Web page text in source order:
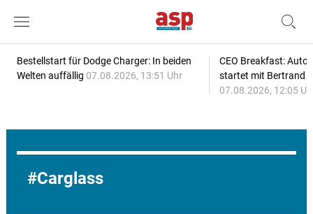
Bestellstart für Dodge Charger: In beiden
Welten auffällig 07.08.2026, 13:51 Uhr
CEO Breakfast:
startet mit Bertrand
07.08.2026, 12:05
Carglass